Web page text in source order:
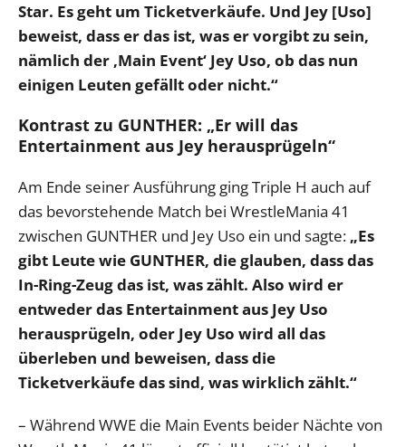
Star. Es geht um Ticketverkäufe. Und Jey [Uso]
beweist, dass er das ist, was er vorgibt zu sein,
nämlich der ‚Main Event‘ Jey Uso, ob das nun
einigen Leuten gefällt oder nicht.“
Kontrast zu GUNTHER: „Er will das
Entertainment aus Jey herausprügeln“
Am Ende seiner Ausführung ging Triple H auch auf
das bevorstehende Match bei WrestleMania 41
zwischen GUNTHER und Jey Uso ein und sagte: „Es
gibt Leute wie GUNTHER, die glauben, dass das
In-Ring-Zeug das ist, was zählt. Also wird er
entweder das Entertainment aus Jey Uso
herausprügeln, oder Jey Uso wird all das
überleben und beweisen, dass die
Ticketverkäufe das sind, was wirklich zählt.“
– Während WWE die Main Events beider Nächte von